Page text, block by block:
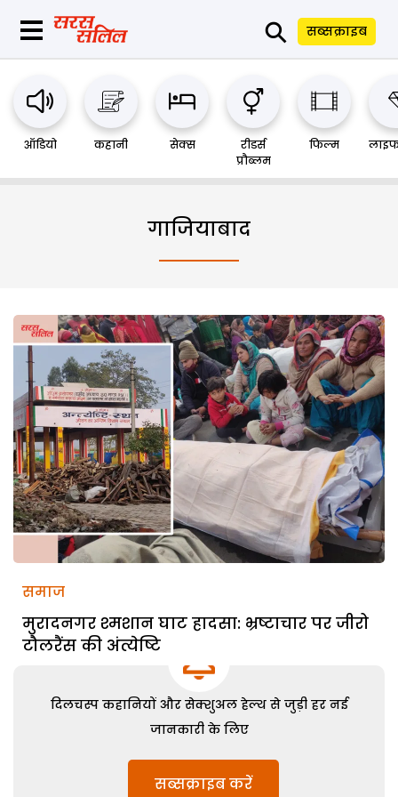
⚲ सब्सक्राइब
ऑडियो कहानी सेक्स
रीडर्स
प्रौब्लम
फिल्म
गाजियाबाद
समाज
मुरादनगर श्मशान घाट हादसा: भ्रष्टाचार पर जीरो
टौलरैंस की अंत्येष्टि
दिलचस्प कहानियों और सेक्शुअल हेल्थ से जुड़ी हर नई
जानकारी के लिए
सब्सक्राइब करें